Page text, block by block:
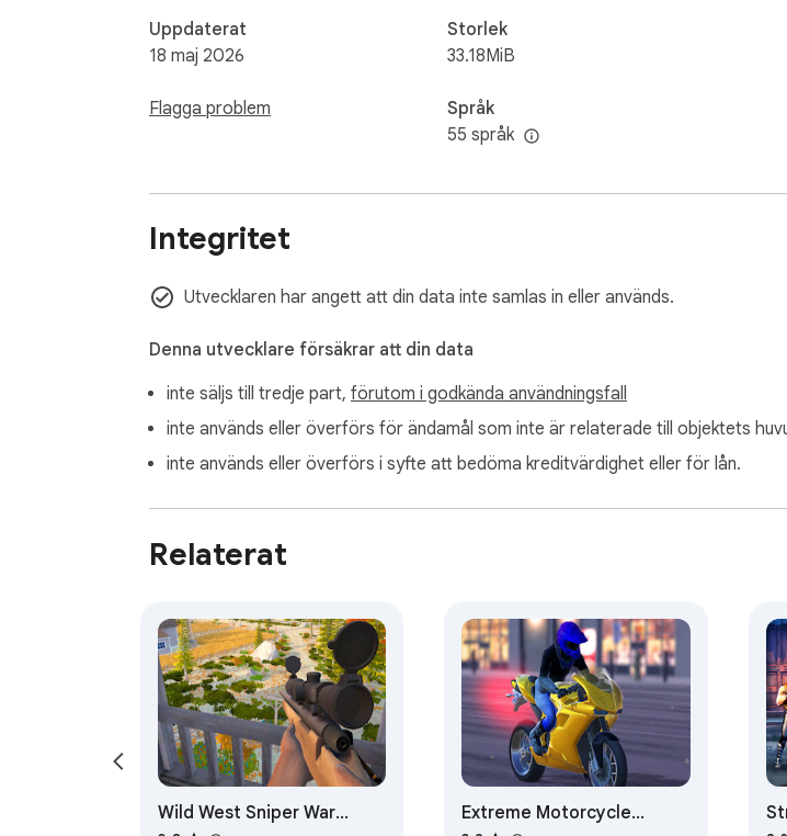
Uppdaterat
18 maj 2026
Flagga problem
Storlek
33.18MiB
Språk
55 språk
Integritet
Utvecklaren har angett att din data inte samlas in eller används.
Denna utvecklare försäkrar att din data
inte säljs till tredje part, förutom i godkända användningsfall
inte används eller överförs för ändamål som inte är relaterade till objektets
inte används eller överförs i syfte att bedöma kreditvärdighet eller för lån.
Relaterat
Wild West Sniper War
Extreme Motorcycle